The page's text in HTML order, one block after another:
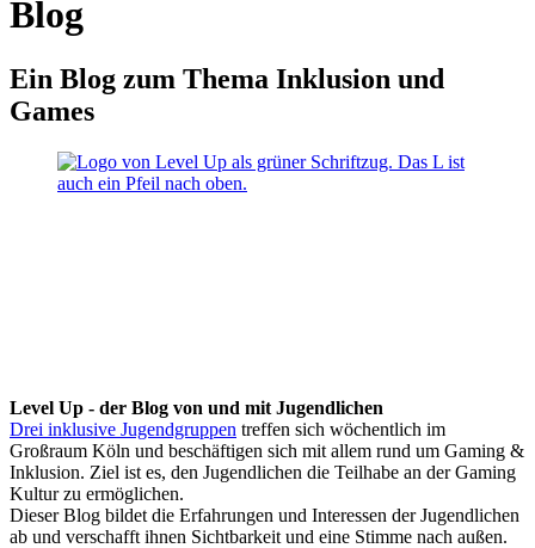
Blog
Ein Blog zum Thema Inklusion und
Games
Level Up - der Blog von und mit Jugendlichen
Drei inklusive Jugendgruppen treffen sich wöchentlich im
Großraum Köln und beschäftigen sich mit allem rund um Gaming &
Inklusion. Ziel ist es, den Jugendlichen die Teilhabe an der Gaming
Kultur zu ermöglichen.
Dieser Blog bildet die Erfahrungen und Interessen der Jugendlichen
ab und verschafft ihnen Sichtbarkeit und eine Stimme nach außen.